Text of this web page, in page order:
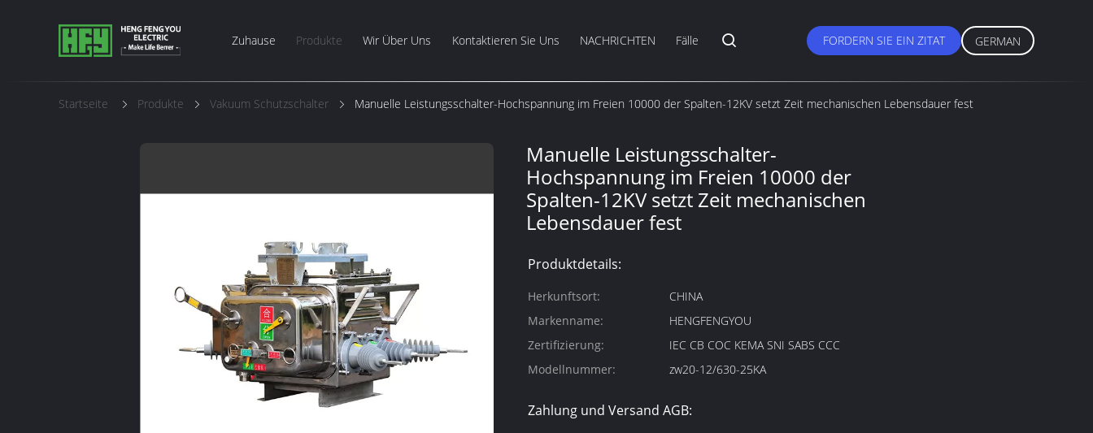
Zuhause Produkte Wir Über Uns Kontaktieren Sie Uns NACHRICHTEN Fälle FORDERN SIE EIN ZITAT GERMAN
Startseite Produkte Vakuum Schutzschalter Manuelle Leistungsschalter-Hochspannung im Freien 10000 der Spalten-12KV setzt Zeit mechanischen Lebensdauer fest
Manuelle Leistungsschalter-
Hochspannung im Freien 10000 der
Spalten-12KV setzt Zeit mechanischen
Lebensdauer fest
Produktdetails:
Herkunftsort:
CHINA
Markenname:
HENGFENGYOU
Zertifizierung:
IEC CB COC KEMA SNI SABS CCC
Modellnummer:
zw20-12/630-25KA
Zahlung und Versand AGB: